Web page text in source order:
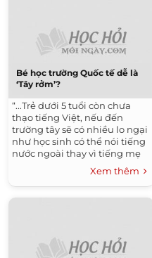
Bé học trường Quốc tế dễ là
‘Tây rởm’?
“...Trẻ dưới 5 tuổi còn chưa
thạo tiếng Việt, nếu đến
trường tây sẽ có nhiều lo ngại
như học sinh có thể nói tiếng
nước ngoài thay vì tiếng mẹ
đẻ, có khi còn thành “Tây
Xem thêm